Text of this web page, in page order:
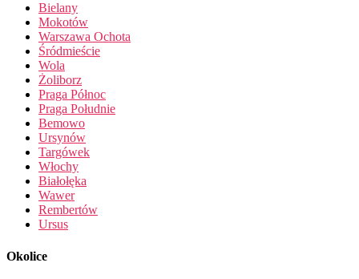
Bielany
Mokotów
Warszawa Ochota
Śródmieście
Wola
Żoliborz
Praga Północ
Praga Południe
Bemowo
Ursynów
Targówek
Włochy
Białołęka
Wawer
Rembertów
Ursus
Okolice